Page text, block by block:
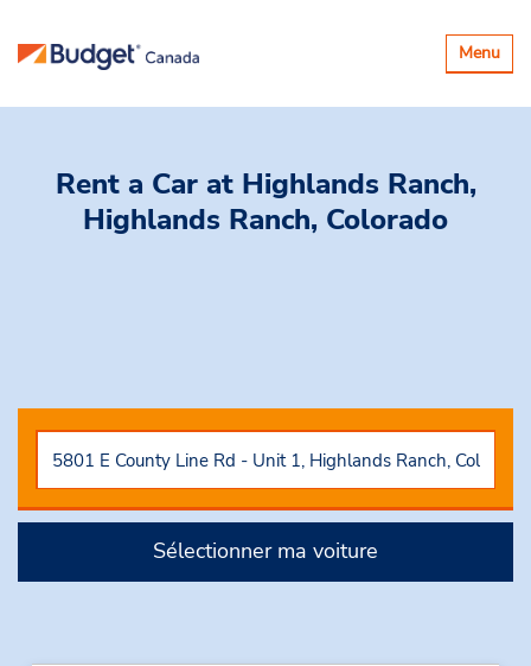
Basculer
la
Menu
Rent a Car at Highlands Ranch,
Highlands Ranch, Colorado
Sélectionner ma voiture